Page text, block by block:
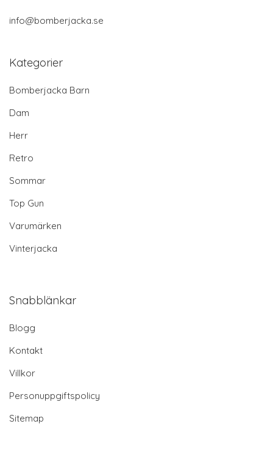
info@bomberjacka.se
Kategorier
Bomberjacka Barn
Dam
Herr
Retro
Sommar
Top Gun
Varumärken
Vinterjacka
Snabblänkar
Blogg
Kontakt
Villkor
Personuppgiftspolicy
Sitemap